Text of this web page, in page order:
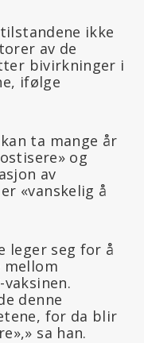
ikke
av de
bivirkninger i
ifølge
ta mange år
og
av
«vanskelig å
leger seg for å
mellom
denne
for da blir
sa han.